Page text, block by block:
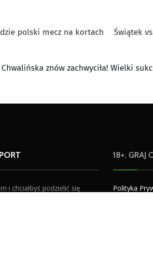
polski mecz na kortach
Świątek
Chwalińska znów zachwyciła! Wielki
i chciałbyś podzielić się
18+. GRAJ
Polityka